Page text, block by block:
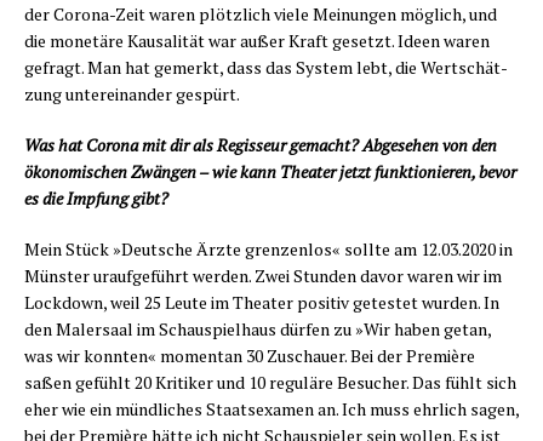
der Coro­na-Zeit waren plötz­lich vie­le Mei­nun­gen mög­lich, und
die mone­tä­re Kau­sa­li­tät war außer Kraft gesetzt. Ideen waren
gefragt. Man hat gemerkt, dass das Sys­tem lebt, die Wert­schät­
zung unter­ein­an­der gespürt.
Was hat Coro­na mit dir als Regis­seur gemacht? Abge­se­hen von den
öko­no­mi­schen Zwän­gen – wie kann Thea­ter jetzt funk­tio­nie­ren, bevor
es die Imp­fung gibt?
Mein Stück »Deut­sche Ärz­te gren­zen­los« soll­te am 12.03.2020 in
Müns­ter urauf­ge­führt wer­den. Zwei Stun­den davor waren wir im
Lock­down, weil 25 Leu­te im Thea­ter posi­tiv getes­tet wur­den. In
den Maler­saal im Schau­spiel­haus dür­fen zu »Wir haben getan,
was wir konn­ten« momen­tan 30 Zuschau­er. Bei der Pre­miè­re
saßen gefühlt 20 Kri­ti­ker und 10 regu­lä­re Besu­cher. Das fühlt sich
eher wie ein münd­li­ches Staats­examen an. Ich muss ehr­lich sagen,
bei der Pre­miè­re hät­te ich nicht Schau­spie­ler sein wol­len. Es ist